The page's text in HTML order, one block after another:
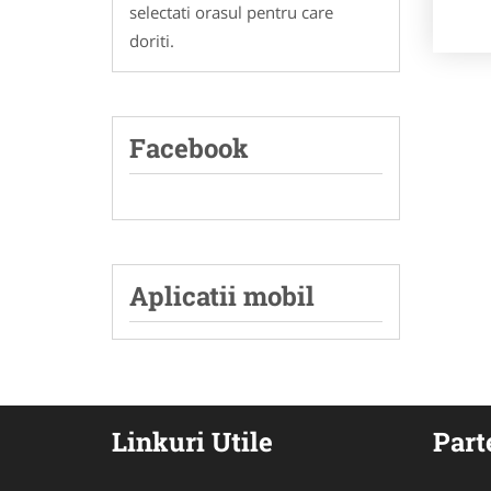
selectati orasul pentru care
doriti.
Facebook
Aplicatii mobil
Linkuri Utile